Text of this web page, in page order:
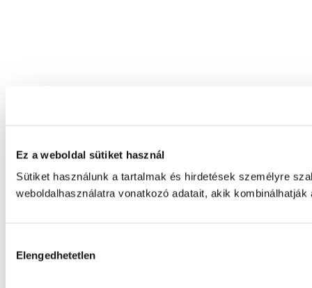
Ez a weboldal sütiket használ
Sütiket használunk a tartalmak és hirdetések személyre
weboldalhasználatra vonatkozó adatait, akik
kiválasztása
Elengedhetetlen